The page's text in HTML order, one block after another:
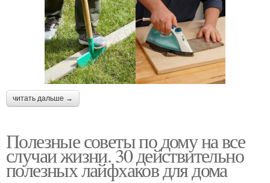
читать дальше →
Полезные советы по дому на все
случаи жизни. 30 действительно
полезных лайфхаков для дома